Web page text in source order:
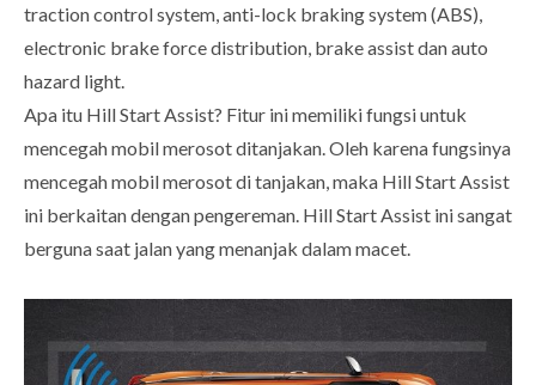
traction control system, anti-lock braking system (ABS),
electronic brake force distribution, brake assist dan auto
hazard light.
Apa itu Hill Start Assist? Fitur ini memiliki fungsi untuk
mencegah mobil merosot ditanjakan. Oleh karena fungsinya
mencegah mobil merosot di tanjakan, maka Hill Start Assist
ini berkaitan dengan pengereman. Hill Start Assist ini sangat
berguna saat jalan yang menanjak dalam macet.